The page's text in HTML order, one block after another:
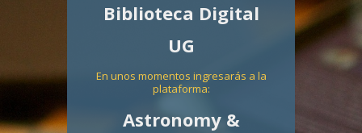
Biblioteca Digital
UG
En unos momentos ingresarás a la
plataforma:
Astronomy &